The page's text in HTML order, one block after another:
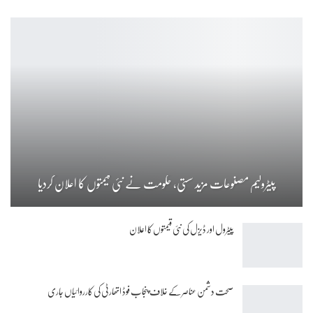
پیٹرولیم مصنوعات مزید سستی، حکومت نے نئی قیمتوں کا اعلان کردیا
پیٹرول اور ڈیزل کی نئی قیمتوں کا اعلان
صحت دشمن عناصر کے خلاف پنجاب فوڈ اتھارٹی کی کارروائیاں جاری